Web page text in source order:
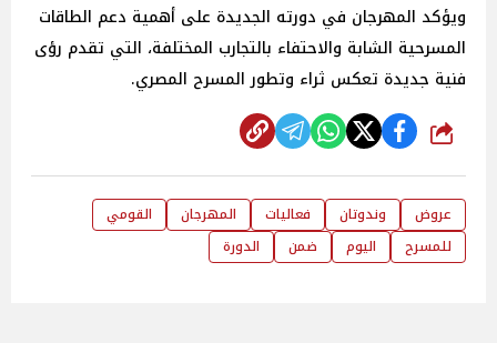
ويؤكد المهرجان في دورته الجديدة على أهمية دعم الطاقات
المسرحية الشابة والاحتفاء بالتجارب المختلفة، التي تقدم رؤى
فنية جديدة تعكس ثراء وتطور المسرح المصري.
شارك
عروض وندوتان فعاليات المهرجان
القومي
للمسرح
اليوم ضمن الدورة